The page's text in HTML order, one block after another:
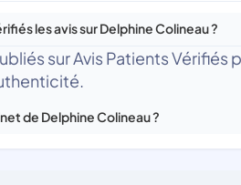
les avis sur Delphine Colineau ?
sur Avis Patients
de Delphine Colineau ?